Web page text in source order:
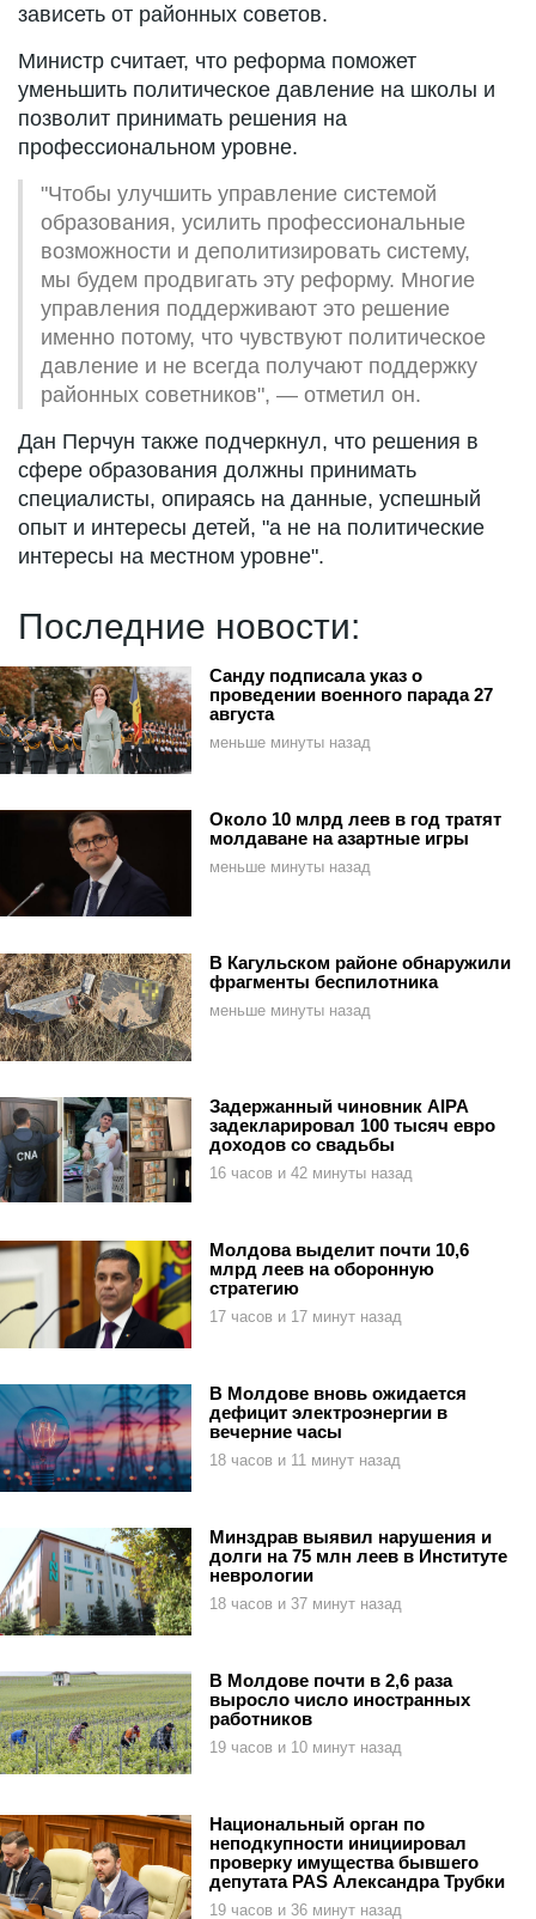
зависеть от районных советов.
Министр считает, что реформа поможет
уменьшить политическое давление на школы и
позволит принимать решения на
профессиональном уровне.
"Чтобы улучшить управление системой
образования, усилить профессиональные
возможности и деполитизировать систему,
мы будем продвигать эту реформу. Многие
управления поддерживают это решение
именно потому, что чувствуют политическое
давление и не всегда получают поддержку
районных советников", — отметил он.
Дан Перчун также подчеркнул, что решения в
сфере образования должны принимать
специалисты, опираясь на данные, успешный
опыт и интересы детей, "а не на политические
интересы на местном уровне".
Последние новости:
Санду подписала указ о
проведении военного парада 27
августа
меньше минуты назад
Около 10 млрд леев в год тратят
молдаване на азартные игры
меньше минуты назад
В Кагульском районе обнаружили
фрагменты беспилотника
меньше минуты назад
Задержанный чиновник AIPA
задекларировал 100 тысяч евро
доходов со свадьбы
16 часов и 42 минуты назад
Молдова выделит почти 10,6
млрд леев на оборонную
стратегию
17 часов и 17 минут назад
В Молдове вновь ожидается
дефицит электроэнергии в
вечерние часы
18 часов и 11 минут назад
Минздрав выявил нарушения и
долги на 75 млн леев в Институте
неврологии
18 часов и 37 минут назад
В Молдове почти в 2,6 раза
выросло число иностранных
работников
19 часов и 10 минут назад
Национальный орган по
неподкупности инициировал
проверку имущества бывшего
депутата PAS Александра Трубки
19 часов и 36 минут назад